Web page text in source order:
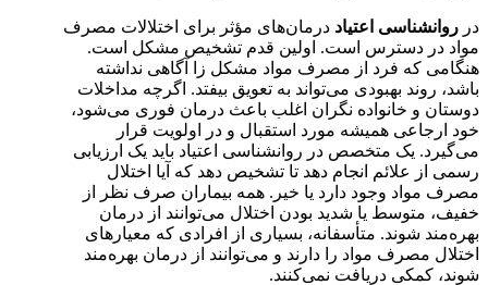
در روانشناسی اعتیاد درمان‌های مؤثر برای اختلالات مصرف
مواد در دسترس است. اولین قدم تشخیص مشکل است.
هنگامی که فرد از مصرف مواد مشکل زا آگاهی نداشته
باشد، روند بهبودی می‌تواند به تعویق بیفتد. اگرچه مداخلات
دوستان و خانواده نگران اغلب باعث درمان فوری می‌شود،
خود ارجاعی همیشه مورد استقبال و در اولویت قرار
می‌گیرد. یک متخصص در روانشناسی اعتیاد باید یک ارزیابی
رسمی از علائم انجام دهد تا تشخیص دهد که آیا اختلال
مصرف مواد وجود دارد یا خیر. همه بیماران صرف نظر از
خفیف، متوسط ​​یا شدید بودن اختلال می‌توانند از درمان
بهره‌مند شوند. متأسفانه، بسیاری از افرادی که معیارهای
اختلال مصرف مواد را دارند و می‌توانند از درمان بهره‌مند
شوند، کمکی دریافت نمی‌کنند.